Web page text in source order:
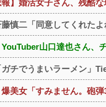
報】婚活女子さん、残酷
藤慎二「同意してくれた
YouTuber山口達也さん
ガチでうまいラーメン」
爆美女「すみません。砲